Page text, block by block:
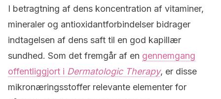
I betragtning af dens koncentration af vitaminer,
mineraler og antioxidantforbindelser bidrager
indtagelsen af dens saft til en god kapillær
sundhed. Som det fremgår af en gennemgang
offentliggjort i Dermatologic Therapy, er disse
mikronæringsstoffer relevante elementer for